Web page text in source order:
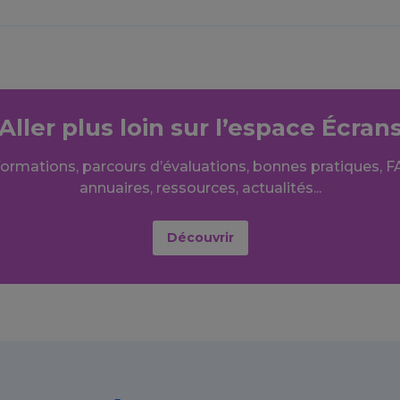
plus loin sur l’espace
parcours d’évaluations, bonnes pratiques,
annuaires, ressources, actualités...
Découvrir